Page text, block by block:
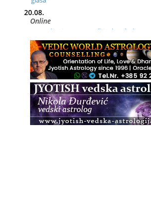
20.08.
Online
Radionica: Pomagači iz drugih
otvoreno za sve
21.08.
Zagreb+Online
Osnovni ThetaHealing® tečaj,
22.08.
Zagreb
Osnovna radionica za izscjeljivanje
Pranic Healing course)
Pula